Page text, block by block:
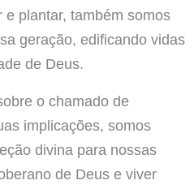
plantar, também somos
geração, edificando vidas
de Deus.
o chamado de
implicações, somos
divina para nossas
de Deus e viver